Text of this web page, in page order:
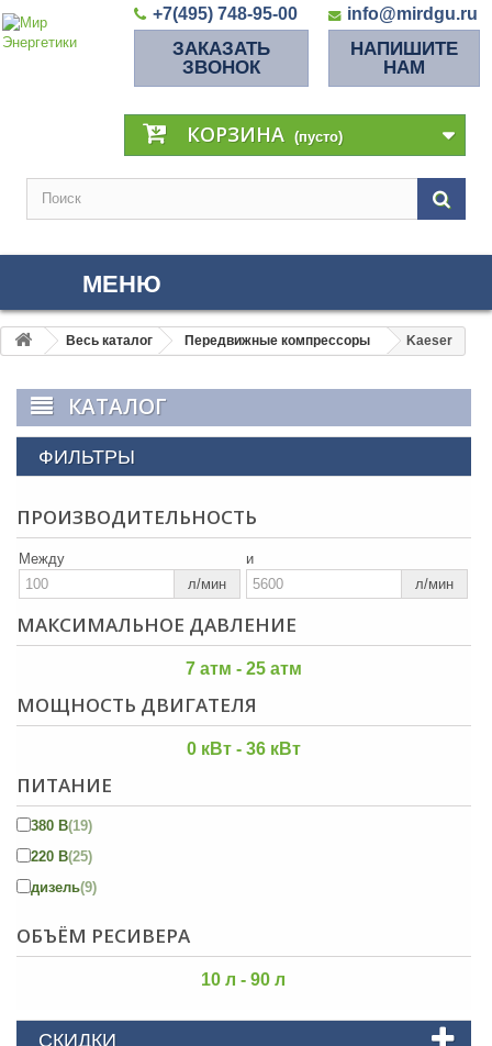
+7(495) 748-95-00 info@mirdgu.ru
ЗАКАЗАТЬ
ЗВОНОК
НАПИШИТЕ
НАМ
КОРЗИНА (пусто)
МЕНЮ
Весь каталог Передвижные компрессоры Kaeser
КАТАЛОГ
ФИЛЬТРЫ
ПРОИЗВОДИТЕЛЬНОСТЬ
Между
л/мин
и
л/мин
МАКСИМАЛЬНОЕ ДАВЛЕНИЕ
7 атм - 25 атм
МОЩНОСТЬ ДВИГАТЕЛЯ
0 кВт - 36 кВт
ПИТАНИЕ
380 В(19)
220 В(25)
дизель(9)
ОБЪЁМ РЕСИВЕРА
10 л - 90 л
СКИДКИ